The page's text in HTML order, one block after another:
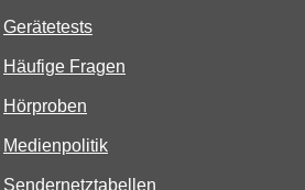
Gerätetests
Häufige Fragen
Hörproben
Medienpolitik
Sendernetztabellen